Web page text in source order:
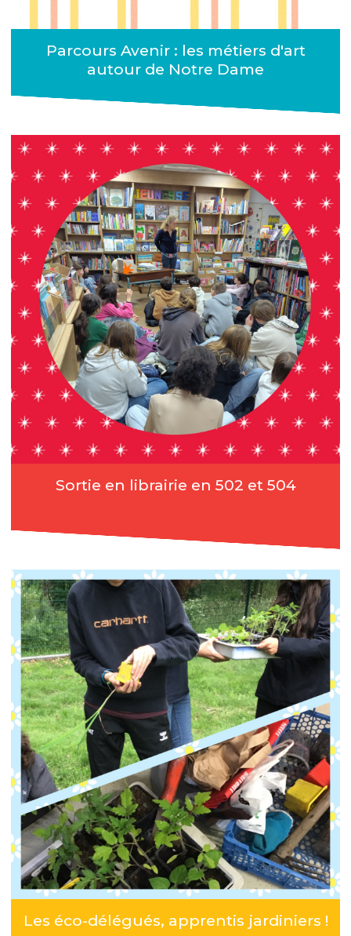
Parcours Avenir : les métiers d'art
autour de Notre Dame
Sortie en librairie en 502 et 504
Les éco-délégués, apprentis jardiniers !